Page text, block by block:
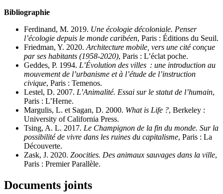
Bibliographie
Ferdinand, M. 2019. Une écologie décoloniale. Penser
l’écologie depuis le monde caribéen, Paris : Éditions du Seuil.
Friedman, Y. 2020. Architecture mobile, vers une cité conçue
par ses habitants (1958-2020), Paris : L’éclat poche.
Geddes, P. 1994. L’Évolution des villes : une introduction au
mouvement de l’urbanisme et à l’étude de l’instruction
civique, Paris : Temenos.
Lestel, D. 2007. L’Animalité. Essai sur le statut de l’humain,
Paris : L’Herne.
Margulis, L. et Sagan, D. 2000. What is Life ?, Berkeley :
University of California Press.
Tsing, A. L. 2017. Le Champignon de la fin du monde. Sur la
possibilité de vivre dans les ruines du capitalisme, Paris : La
Découverte.
Zask, J. 2020. Zoocities. Des animaux sauvages dans la ville,
Paris : Premier Parallèle.
Documents joints